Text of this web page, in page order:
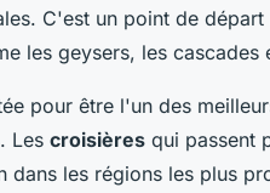
C'est un point de
les geysers, les cascades
pour être l'un des
. Les croisières qui passent
dans les régions les plus